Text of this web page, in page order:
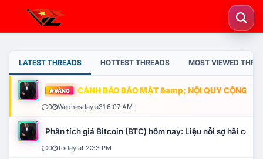
LATEST THREADS HOTTEST THREADS MOST VIEWED
VÀNG CẢNH BÁO BẢO MẬT &amp; NỘI QUY CỘNG
0 Wednesday a31 6:07 AM
Phân tích giá Bitcoin (BTC) hôm nay: Liệu nỗi sợ hãi có
0 Today at 2:33 PM